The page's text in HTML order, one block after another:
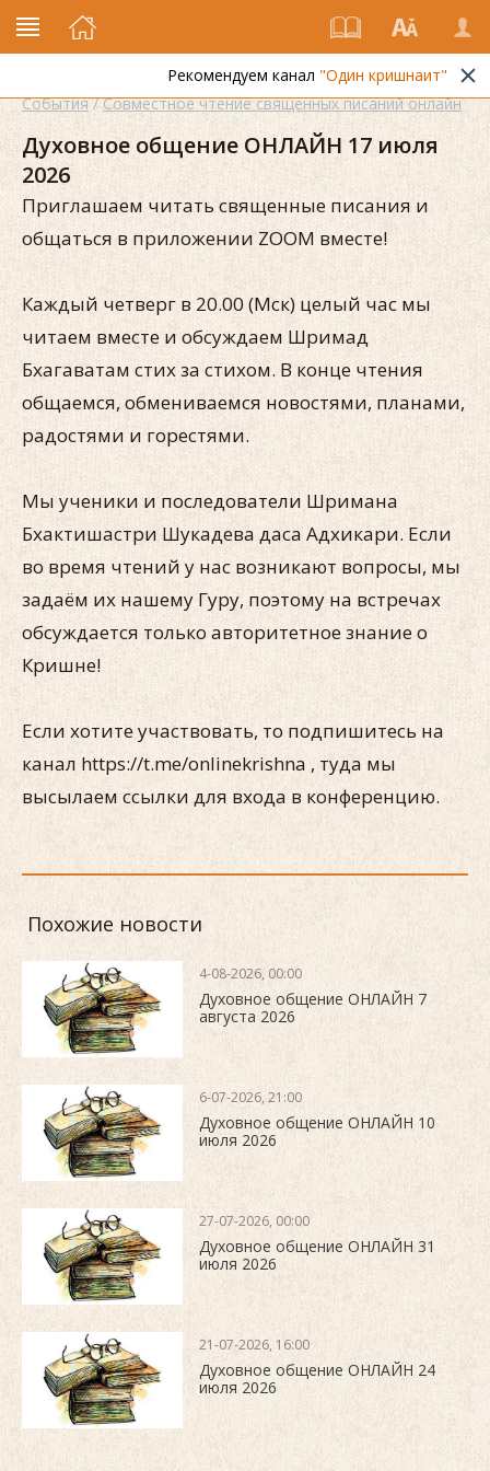
Рекомендуем канал"Один кришнаит"
События/Совместное чтение священных писаний онлайн
Духовное общение ОНЛАЙН 17 июля
2026
Приглашаем читать священные писания и
общаться в приложении ZOOM вместе!
Каждый четверг в 20.00 (Мск) целый час мы
читаем вместе и обсуждаем Шримад
Бхагаватам стих за стихом. В конце чтения
общаемся, обмениваемся новостями, планами,
радостями и горестями.
Мы ученики и последователи Шримана
Бхактишастри Шукадева даса Адхикари. Если
во время чтений у нас возникают вопросы, мы
задаём их нашему Гуру, поэтому на встречах
обсуждается только авторитетное знание о
Кришне!
Если хотите участвовать, то подпишитесь на
канал https://t.me/onlinekrishna , туда мы
высылаем ссылки для входа в конференцию.
Похожие новости
4-08-2026, 00:00
Духовное общение ОНЛАЙН 7
августа 2026
6-07-2026, 21:00
Духовное общение ОНЛАЙН 10
июля 2026
27-07-2026, 00:00
Духовное общение ОНЛАЙН 31
июля 2026
21-07-2026, 16:00
Духовное общение ОНЛАЙН 24
июля 2026